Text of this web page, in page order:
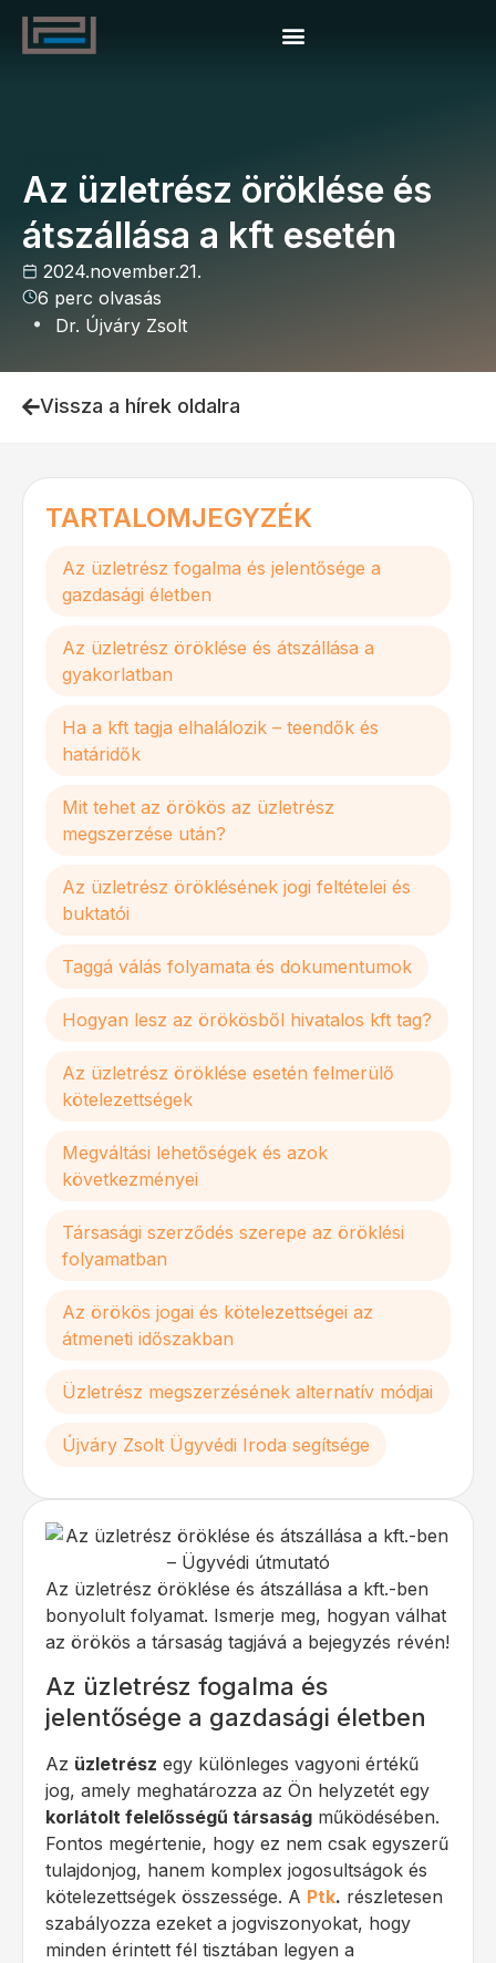
Az üzletrész öröklése és
átszállása a kft esetén
2024.november.21.
6 perc olvasás
Dr. Újváry Zsolt
Vissza a hírek oldalra
TARTALOMJEGYZÉK
Az üzletrész fogalma és jelentősége a
gazdasági életben
Az üzletrész öröklése és átszállása a
gyakorlatban
Ha a kft tagja elhalálozik – teendők és
határidők
Mit tehet az örökös az üzletrész
megszerzése után?
Az üzletrész öröklésének jogi feltételei és
buktatói
Taggá válás folyamata és dokumentumok
Hogyan lesz az örökösből hivatalos kft tag?
Az üzletrész öröklése esetén felmerülő
kötelezettségek
Megváltási lehetőségek és azok
következményei
Társasági szerződés szerepe az öröklési
folyamatban
Az örökös jogai és kötelezettségei az
átmeneti időszakban
Üzletrész megszerzésének alternatív módjai
Újváry Zsolt Ügyvédi Iroda segítsége
Az üzletrész öröklése és átszállása a kft.-ben
bonyolult folyamat. Ismerje meg, hogyan válhat
az örökös a társaság tagjává a bejegyzés révén!
Az üzletrész fogalma és
jelentősége a gazdasági életben
Az üzletrész egy különleges vagyoni értékű
jog, amely meghatározza az Ön helyzetét egy
korlátolt felelősségű társaság működésében.
Fontos megértenie, hogy ez nem csak egyszerű
tulajdonjog, hanem komplex jogosultságok és
kötelezettségek összessége. A Ptk. részletesen
szabályozza ezeket a jogviszonyokat, hogy
minden érintett fél tisztában legyen a